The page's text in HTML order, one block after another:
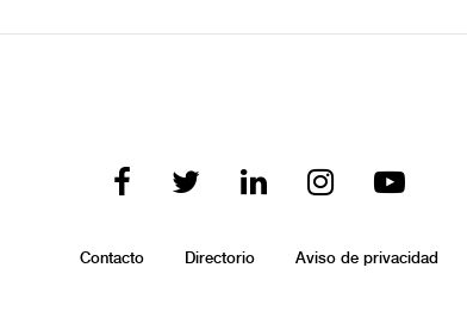
Contacto Directorio Aviso de privacidad